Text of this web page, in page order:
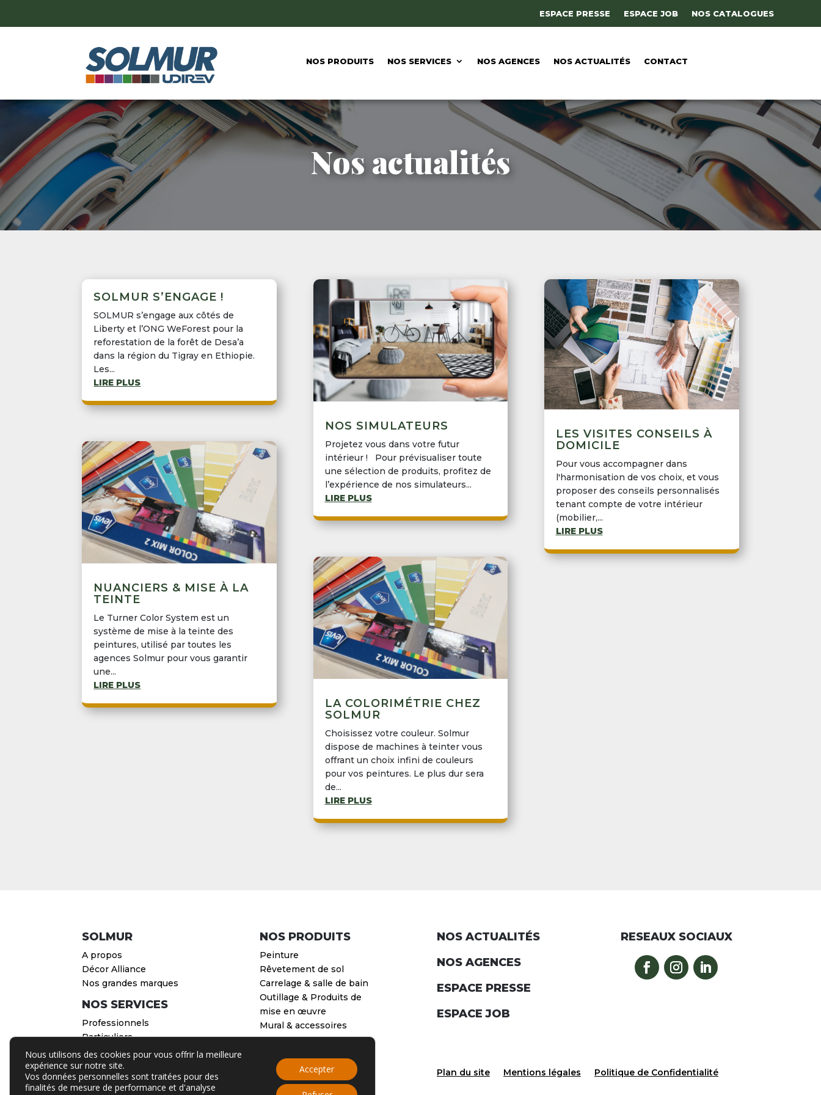
ESPACE PRESSE ESPACE JOB NOS CATALOGUES
NOS PRODUITS NOS SERVICES NOS AGENCES NOS ACTUALITÉS CONTACT
Nos actualités
SOLMUR S’ENGAGE !
SOLMUR s’engage aux côtés de
Liberty et l’ONG WeForest pour la
reforestation de la forêt de Desa’a
dans la région du Tigray en Ethiopie.
Les...
LIRE PLUS
NUANCIERS & MISE À LA
TEINTE
Le Turner Color System est un
système de mise à la teinte des
peintures, utilisé par toutes les
agences Solmur pour vous garantir
une...
LIRE PLUS
NOS SIMULATEURS
Projetez vous dans votre futur
intérieur ! Pour prévisualiser toute
une sélection de produits, profitez de
l’expérience de nos simulateurs...
LIRE PLUS
LA COLORIMÉTRIE CHEZ
SOLMUR
Choisissez votre couleur. Solmur
dispose de machines à teinter vous
offrant un choix infini de couleurs
pour vos peintures. Le plus dur sera
de...
LIRE PLUS
LES VISITES CONSEILS À
DOMICILE
Pour vous accompagner dans
l'harmonisation de vos choix, et vous
proposer des conseils personnalisés
tenant compte de votre intérieur
(mobilier,...
LIRE PLUS
SOLMUR
A propos
Décor Alliance
Nos grandes marques
NOS SERVICES
Professionnels
Particuliers
NOS PRODUITS
Peinture
Rêvetement de sol
Carrelage & salle de bain
Outillage & Produits de
mise en œuvre
Mural & accessoires
NOS ACTUALITÉS
NOS AGENCES
ESPACE PRESSE
ESPACE JOB
RESEAUX SOCIAUX
Design webpar
Décoralliance – 2024
Plan du site Mentions légales Politique de Confidentialité
Nous utilisons des cookies pour vous offrir la meilleure
expérience sur notre site.
Vos données personnelles sont traitées pour des
finalités de mesure de performance et d'analyse
Accepter